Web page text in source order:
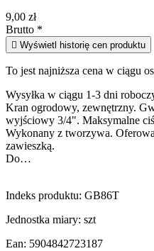
9,00 zł
Brutto *
 Wyświetl historię cen produktu
To jest najniższa cena w ciągu
Wysyłka w ciągu 1-3 dni
Kran ogrodowy, zewnętrzny.
wyjściowy 3/4". Maksymalne
Wykonany z tworzywa.
zawieszką.
Do…
Indeks produktu: GB86T
Jednostka miary: szt
Ean: 5904842723187